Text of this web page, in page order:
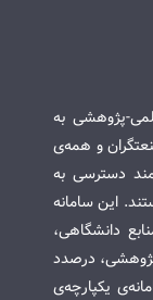
پژوهشی به
و همه‌ی
دسترسی به
این سامانه
دانشگاهی،
درصدد
یکپارچه‌ی